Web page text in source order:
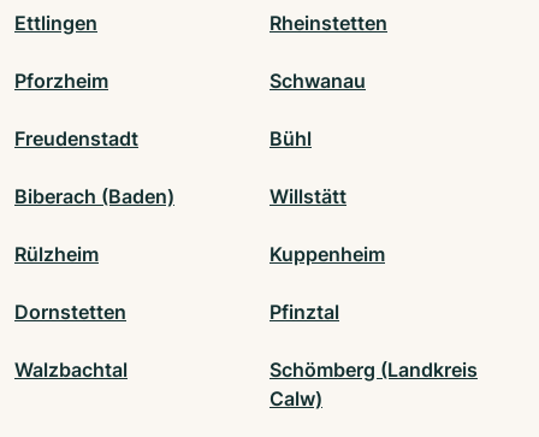
Ettlingen Rheinstetten
Pforzheim Schwanau
Freudenstadt Bühl
Biberach (Baden) Willstätt
Rülzheim Kuppenheim
Dornstetten Pfinztal
Walzbachtal
Schömberg (Landkreis
Calw)